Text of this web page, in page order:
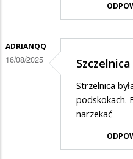
ADRIANQQ
16/08/2025 Szczelnica
Strzelnica
podskokach.
narzekać